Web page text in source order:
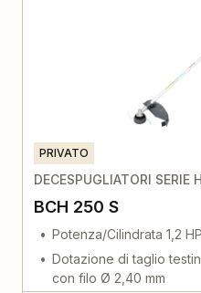
PRIVATO
DECESPUGLIATORI SERIE H
BCH 250 S
Potenza/Cilindrata 1,2
Dotazione di taglio
con filo Ø 2,40 mm